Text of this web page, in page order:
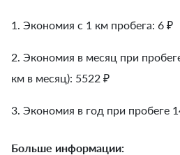
1. Экономия с 1 км пробега: 6 ₽
2. Экономия в месяц при
км в месяц): 5522 ₽
3. Экономия в год при пробеге
Больше информации: